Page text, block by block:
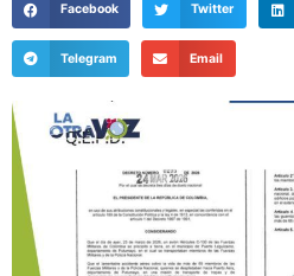
Facebook Twitter
Telegram Email